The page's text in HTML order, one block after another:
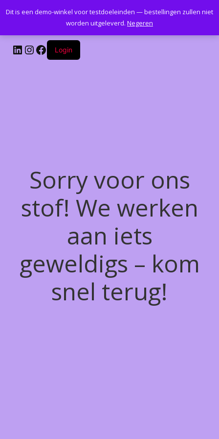
Kantoormeubelenplus.com
LinkedIn
Instagram
Facebook
Login
Sorry voor ons
stof! We werken
aan iets
geweldigs – kom
snel terug!
Dit is een demo-winkel voor testdoeleinden — bestellingen zullen niet
worden uitgeleverd. Negeren